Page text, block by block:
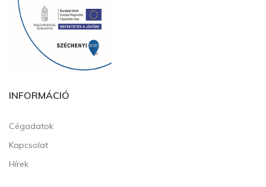
INFORMÁCIÓ
Cégadatok
Kapcsolat
Hírek